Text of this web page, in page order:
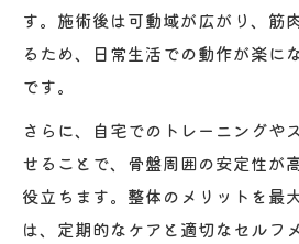
す。施術後は可動域が広がり、筋
るため、日常生活での動作が楽に
です。
さらに、自宅でのトレーニングや
せることで、骨盤周囲の安定性が
役立ちます。整体のメリットを最
は、定期的なケアと適切なセルフ